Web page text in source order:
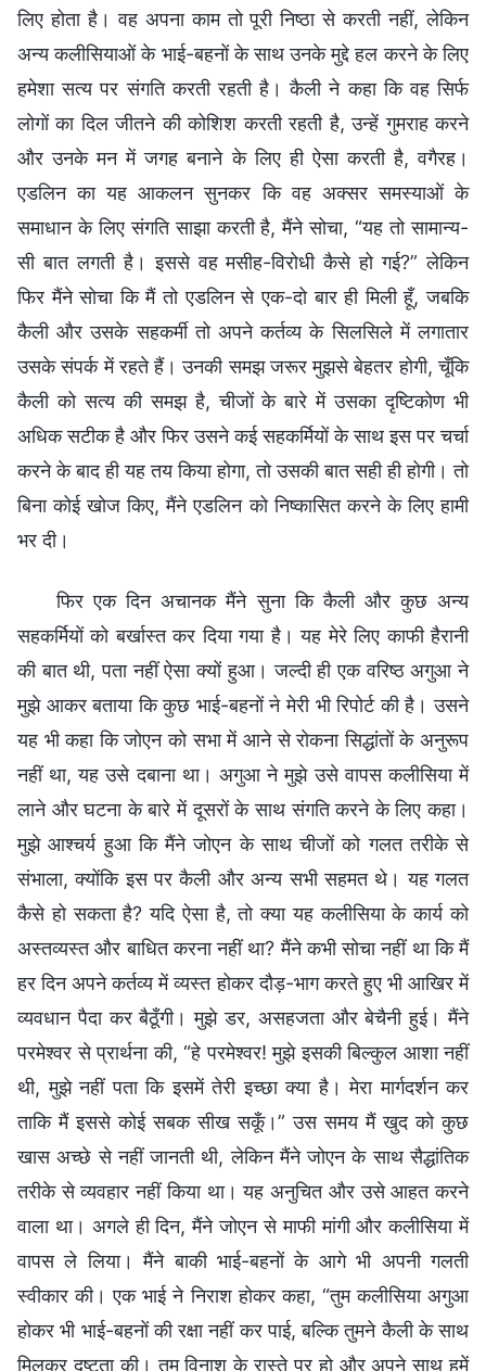
लिए होता है। वह अपना काम तो पूरी निष्ठा से करती नहीं, लेकिन
अन्य कलीसियाओं के भाई-बहनों के साथ उनके मुद्दे हल करने के लिए
हमेशा सत्य पर संगति करती रहती है। कैली ने कहा कि वह सिर्फ
लोगों का दिल जीतने की कोशिश करती रहती है, उन्हें गुमराह करने
और उनके मन में जगह बनाने के लिए ही ऐसा करती है, वगैरह।
एडलिन का यह आकलन सुनकर कि वह अक्सर समस्याओं के
समाधान के लिए संगति साझा करती है, मैंने सोचा, “यह तो सामान्य-
सी बात लगती है। इससे वह मसीह-विरोधी कैसे हो गई?” लेकिन
फिर मैंने सोचा कि मैं तो एडलिन से एक-दो बार ही मिली हूँ, जबकि
कैली और उसके सहकर्मी तो अपने कर्तव्य के सिलसिले में लगातार
उसके संपर्क में रहते हैं। उनकी समझ जरूर मुझसे बेहतर होगी, चूँकि
कैली को सत्य की समझ है, चीजों के बारे में उसका दृष्टिकोण भी
अधिक सटीक है और फिर उसने कई सहकर्मियों के साथ इस पर चर्चा
करने के बाद ही यह तय किया होगा, तो उसकी बात सही ही होगी। तो
बिना कोई खोज किए, मैंने एडलिन को निष्कासित करने के लिए हामी
भर दी।
फिर एक दिन अचानक मैंने सुना कि कैली और कुछ अन्य
सहकर्मियों को बर्खास्त कर दिया गया है। यह मेरे लिए काफी हैरानी
की बात थी, पता नहीं ऐसा क्यों हुआ। जल्दी ही एक वरिष्ठ अगुआ ने
मुझे आकर बताया कि कुछ भाई-बहनों ने मेरी भी रिपोर्ट की है। उसने
यह भी कहा कि जोएन को सभा में आने से रोकना सिद्धांतों के अनुरूप
नहीं था, यह उसे दबाना था। अगुआ ने मुझे उसे वापस कलीसिया में
लाने और घटना के बारे में दूसरों के साथ संगति करने के लिए कहा।
मुझे आश्चर्य हुआ कि मैंने जोएन के साथ चीजों को गलत तरीके से
संभाला, क्योंकि इस पर कैली और अन्य सभी सहमत थे। यह गलत
कैसे हो सकता है? यदि ऐसा है, तो क्या यह कलीसिया के कार्य को
अस्तव्यस्त और बाधित करना नहीं था? मैंने कभी सोचा नहीं था कि मैं
हर दिन अपने कर्तव्य में व्यस्त होकर दौड़-भाग करते हुए भी आखिर में
व्यवधान पैदा कर बैठूँगी। मुझे डर, असहजता और बेचैनी हुई। मैंने
परमेश्वर से प्रार्थना की, “हे परमेश्वर! मुझे इसकी बिल्कुल आशा नहीं
थी, मुझे नहीं पता कि इसमें तेरी इच्छा क्या है। मेरा मार्गदर्शन कर
ताकि मैं इससे कोई सबक सीख सकूँ।” उस समय मैं खुद को कुछ
खास अच्छे से नहीं जानती थी, लेकिन मैंने जोएन के साथ सैद्धांतिक
तरीके से व्यवहार नहीं किया था। यह अनुचित और उसे आहत करने
वाला था। अगले ही दिन, मैंने जोएन से माफी मांगी और कलीसिया में
वापस ले लिया। मैंने बाकी भाई-बहनों के आगे भी अपनी गलती
स्वीकार की। एक भाई ने निराश होकर कहा, “तुम कलीसिया अगुआ
होकर भी भाई-बहनों की रक्षा नहीं कर पाई, बल्कि तुमने कैली के साथ
मिलकर दुष्टता की। तुम विनाश के रास्ते पर हो और अपने साथ हमें